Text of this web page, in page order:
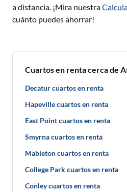
a distancia. ¡Mira nuestra
cuánto puedes ahorrar!
Cuartos en renta cerca de
Decatur cuartos en renta
Hapeville cuartos en renta
East Point cuartos en renta
Smyrna cuartos en renta
Mableton cuartos en renta
College Park cuartos en renta
Conley cuartos en renta